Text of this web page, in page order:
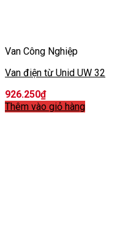
Van Công Nghiệp
Van điện từ Unid UW 32
926.250₫
Thêm vào giỏ hàng